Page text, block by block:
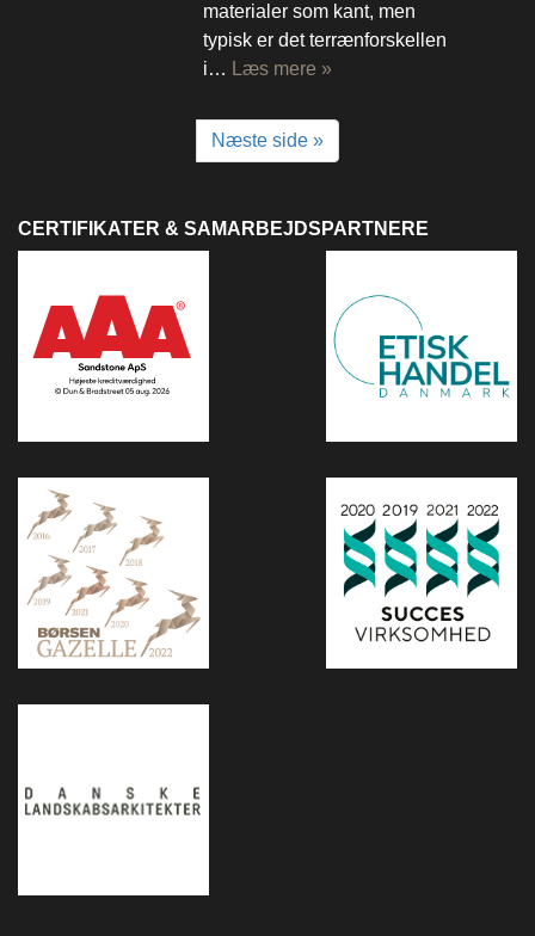
materialer som kant, men
typisk er det terrænforskellen
i… Læs mere »
Næste side »
CERTIFIKATER & SAMARBEJDSPARTNERE